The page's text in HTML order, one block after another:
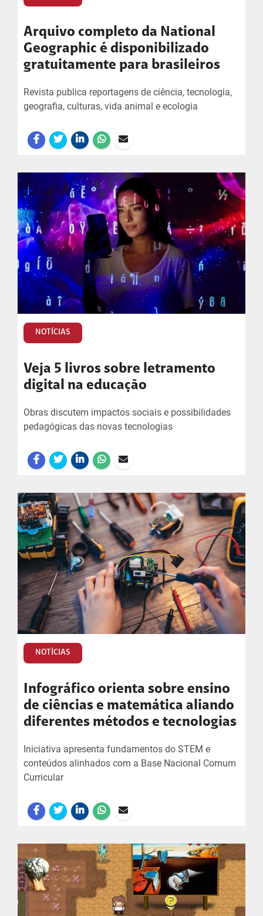
Arquivo completo da National
Geographic é disponibilizado
gratuitamente para brasileiros
Revista publica reportagens de ciência, tecnologia,
geografia, culturas, vida animal e ecologia
NOTÍCIAS
Veja 5 livros sobre letramento
digital na educação
Obras discutem impactos sociais e possibilidades
pedagógicas das novas tecnologias
NOTÍCIAS
Infográfico orienta sobre ensino
de ciências e matemática aliando
diferentes métodos e tecnologias
Iniciativa apresenta fundamentos do STEM e
conteúdos alinhados com a Base Nacional Comum
Curricular